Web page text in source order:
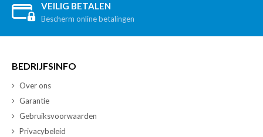
VEILIG BETALEN
Bescherm online betalingen
BEDRIJFSINFO
Over ons
Garantie
Gebruiksvoorwaarden
Privacybeleid